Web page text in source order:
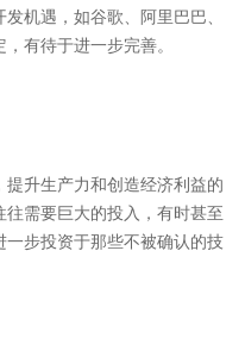
机遇，如谷歌、阿里巴巴、
有待于进一步完善。
升生产力和创造经济利益的
需要巨大的投入，有时甚至
步投资于那些不被确认的技